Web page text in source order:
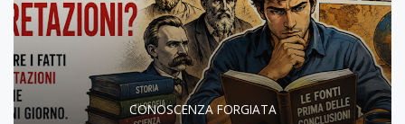
CONOSCENZA FORGIATA